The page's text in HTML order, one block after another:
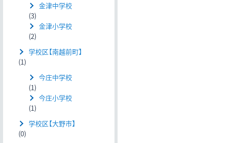
金津中学校
(3)
金津小学校
(2)
学校区【南越前町】
(1)
今庄中学校
(1)
今庄小学校
(1)
学校区【大野市】
(0)